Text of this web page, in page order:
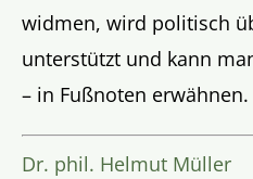
widmen, wird politisch
unterstützt und kann
– in Fußnoten erwähnen.
Dr. phil. Helmut Müller